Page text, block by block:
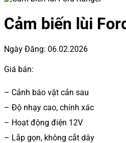
Cảm biến lùi
Ngày Đăng: 06.02.2026
Giá bán:
– Cảnh báo vật cản sau
– Độ nhạy cao, chính xác
– Hoạt động điện 12V
– Lắp gọn, không cắt dây